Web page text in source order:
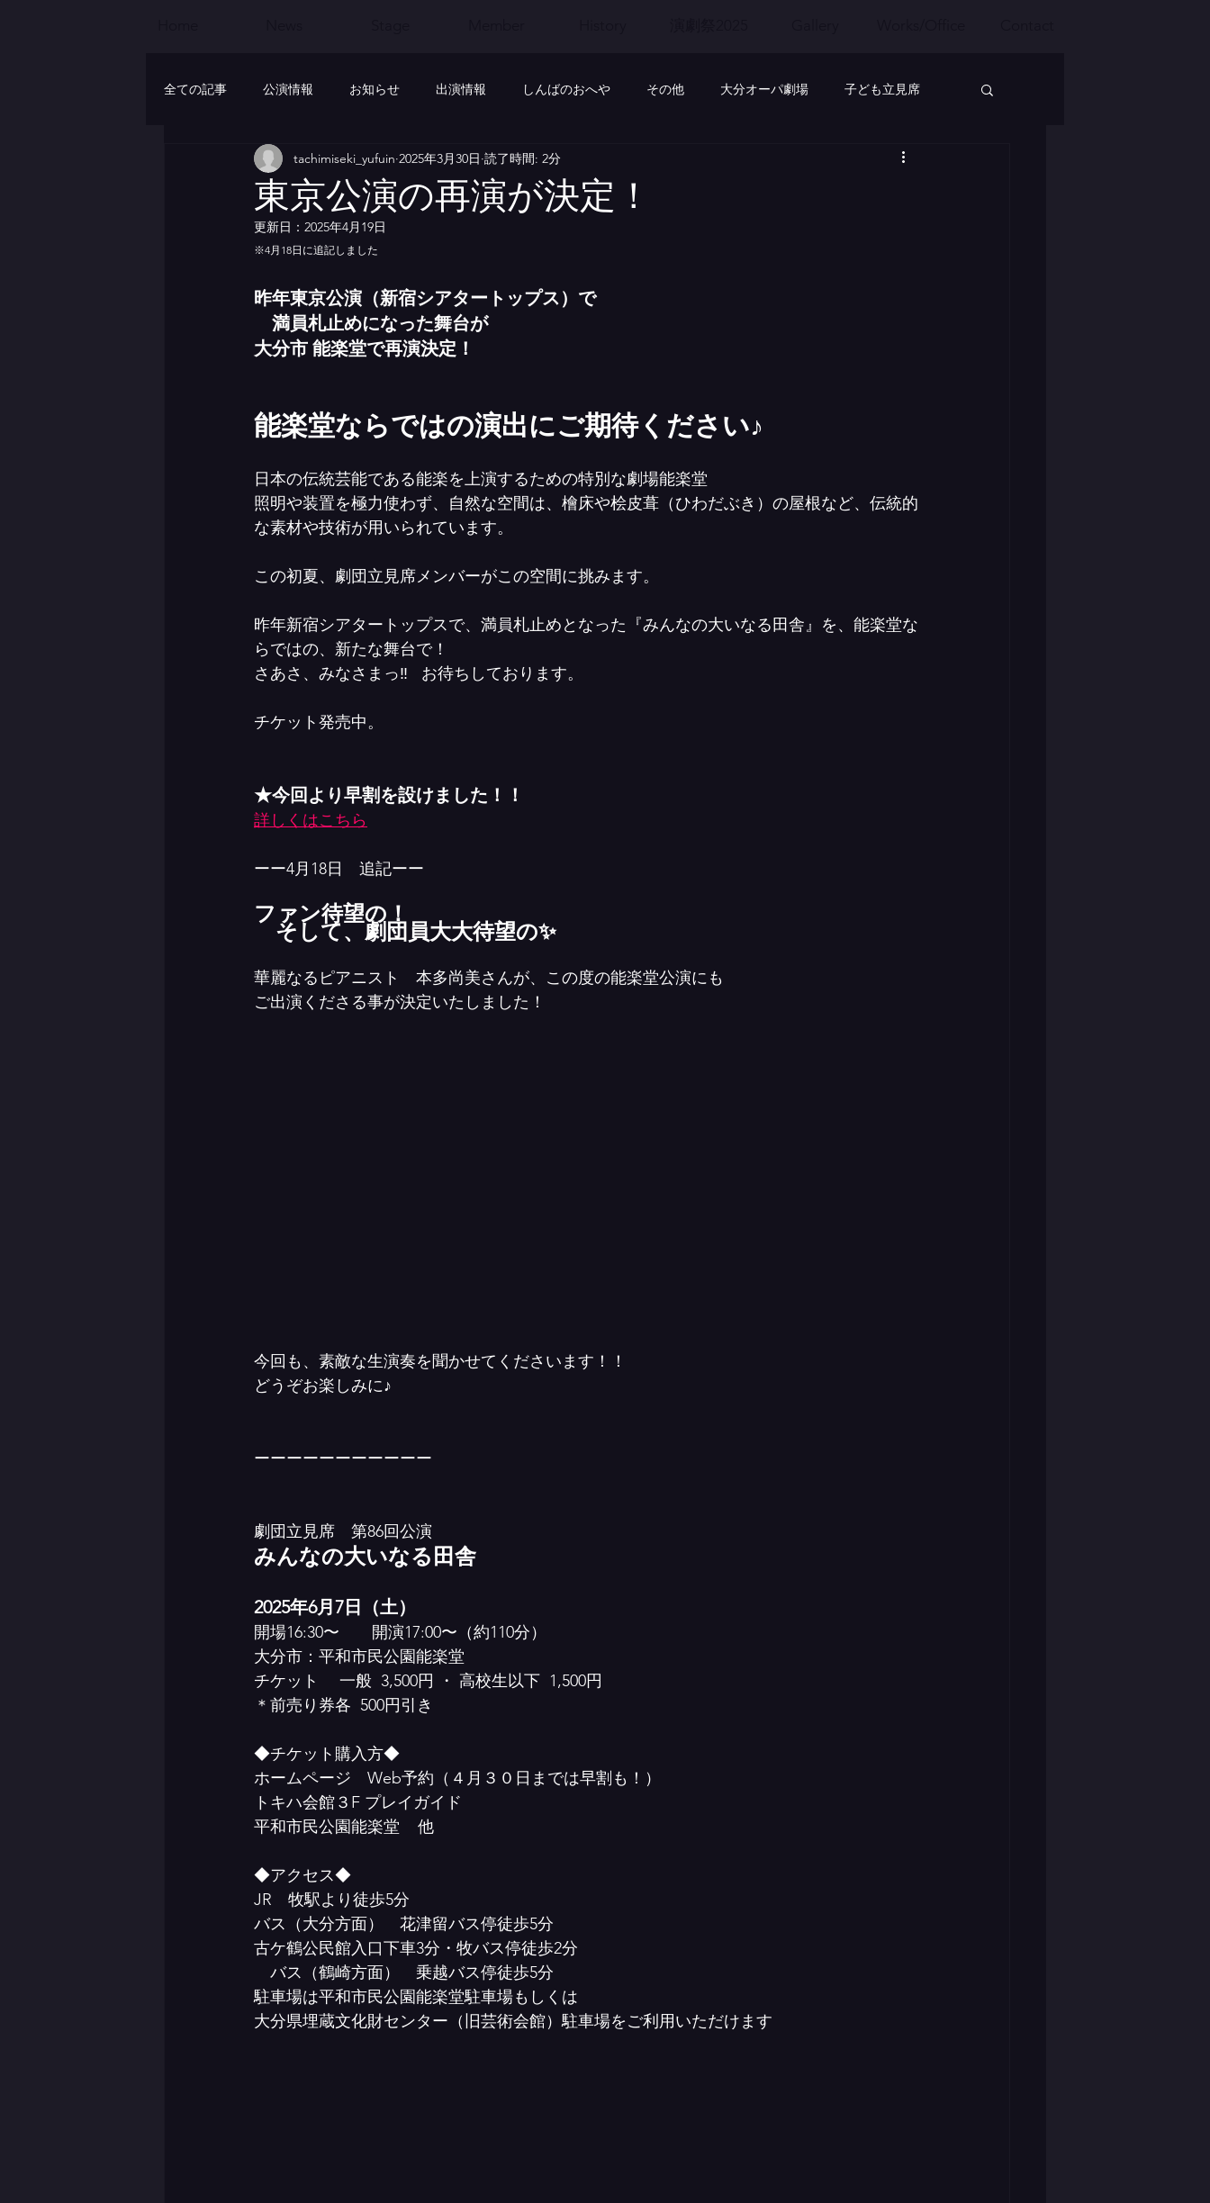
全ての記事 公演情報 お知らせ 出演情報 しんばのおへや その他 大分オーパ劇場 子ども立見席
おんせん演劇祭 東京・大分公演
東京公演の再演が決定！
tachimiseki_yufuin 2025年3月30日 読了時間: 2分
更新日： 2025年4月19日
※4月18日に追記しました
昨年東京公演（新宿シアタートップス）で
満員札止めになった舞台が
大分市 能楽堂で再演決定！
能楽堂ならではの演出にご期待ください♪
日本の伝統芸能である能楽を上演するための特別な劇場能楽堂
照明や装置を極力使わず、自然な空間は、檜床や桧皮葺（ひわだぶき）の屋根など、伝統的
な素材や技術が用いられています。
この初夏、劇団立見席メンバーがこの空間に挑みます。
昨年新宿シアタートップスで、満員札止めとなった『みんなの大いなる田舎』を、能楽堂な
らではの、新たな舞台で！
さあさ、みなさまっ‼   お待ちしております。
チケット発売中。
★今回より早割を設けました！！
詳しくはこちら
ーー4月18日　追記ーー
ファン待望の！
そして、劇団員大大待望の✨
華麗なるピアニスト　本多尚美さんが、この度の能楽堂公演にも
ご出演くださる事が決定いたしました！
今回も、素敵な生演奏を聞かせてくださいます！！
どうぞお楽しみに♪
ーーーーーーーーーーー
劇団立見席　第86回公演
みんなの大いなる田舎
2025年6月7日（土）
開場16:30〜　　開演17:00〜（約110分）
大分市：平和市民公園能楽堂
チケット　 一般  3,500円 ・ 高校生以下  1,500円
＊前売り券各  500円引き
◆チケット購入方◆
ホームページ　Web予約（４月３０日までは早割も！）
トキハ会館３F プレイガイド
平和市民公園能楽堂    他
◆アクセス◆
JR　牧駅より徒歩5分
バス（大分方面）　花津留バス停徒歩5分
古ケ鶴公民館入口下車3分・牧バス停徒歩2分
バス（鶴崎方面）　乗越バス停徒歩5分
駐車場は平和市民公園能楽堂駐車場もしくは
大分県埋蔵文化財センター（旧芸術会館）駐車場をご利用いただけます